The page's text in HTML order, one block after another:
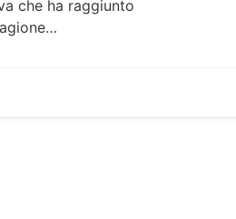
che ha raggiunto